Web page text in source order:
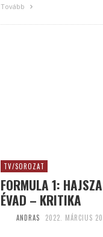
Tovább
TV/SOROZAT
FORMULA 1:
ÉVAD – KRITIKA
ANDRAS 2022. MÁRCIUS